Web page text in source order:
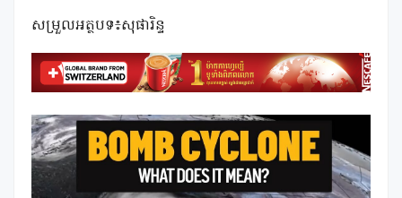
សម្រួលអត្ថបទ៖​សុផារិន្ទ